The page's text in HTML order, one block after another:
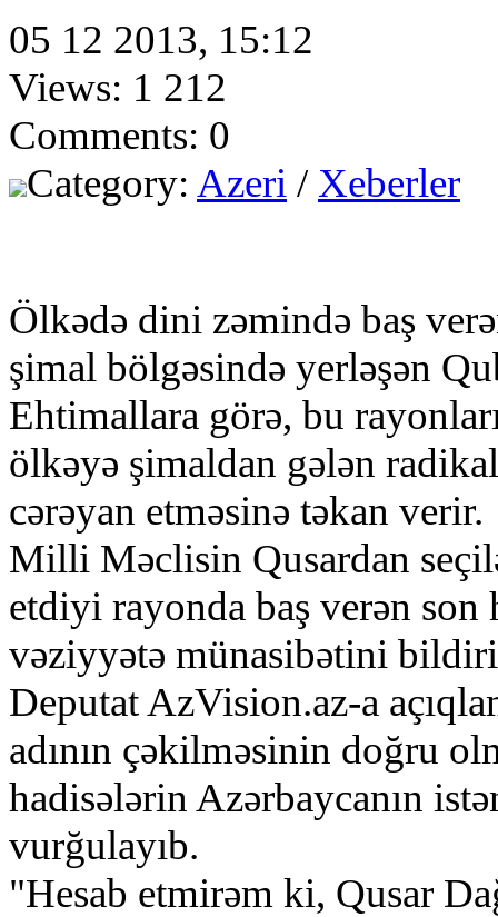
05 12 2013, 15:12
Views: 1 212
Comments: 0
Category: Azeri / Xeberler
Ölkədə dini zəmində baş
şimal bölgəsində yerləşən
Ehtimallara görə, bu
ölkəyə şimaldan gələn
cərəyan etməsinə təkan verir.
Milli Məclisin Qusardan
etdiyi rayonda baş verən son
vəziyyətə münasibətini
Deputat AzVision.az-a
adının çəkilməsinin doğru
hadisələrin Azərbaycanın
vurğulayıb.
"Hesab etmirəm ki, Qusar